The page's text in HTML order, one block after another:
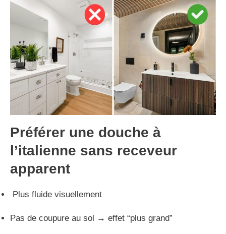
Préférer une douche à
l’italienne sans receveur
apparent
Plus fluide visuellement
Pas de coupure au sol → effet “plus grand”